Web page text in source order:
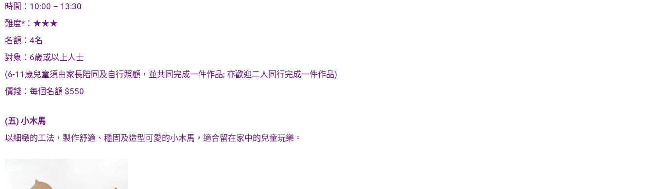
時間：10:00 – 13:30
難度*：★★★
名額：4名
對象：6歲或以上人士
(6-11歲兒童須由家長陪同及自行照顧，並共同完成一件作品; 亦歡迎二人同行完成一件作品)
價錢：每個名額 $550
(五) 小木馬
以細緻的工法，製作舒適、穩固及造型可愛的小木馬，適合留在家中的兒童玩樂。